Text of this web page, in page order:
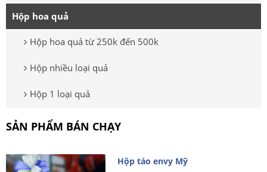
Hộp hoa quả
Hộp hoa quả từ 250k đến 500k
Hộp nhiều loại quả
Hộp 1 loại quả
SẢN PHẨM BÁN CHẠY
Hộp táo envy Mỹ